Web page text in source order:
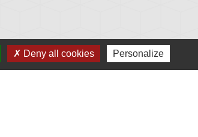
Deny all cookies Personalize